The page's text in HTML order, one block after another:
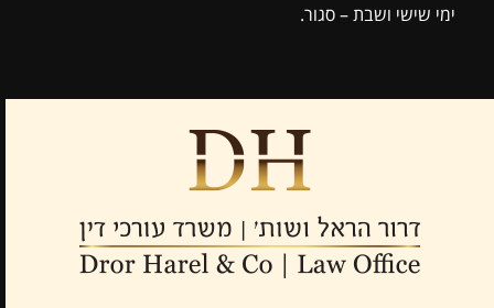
ימי שישי ושבת – סגור.